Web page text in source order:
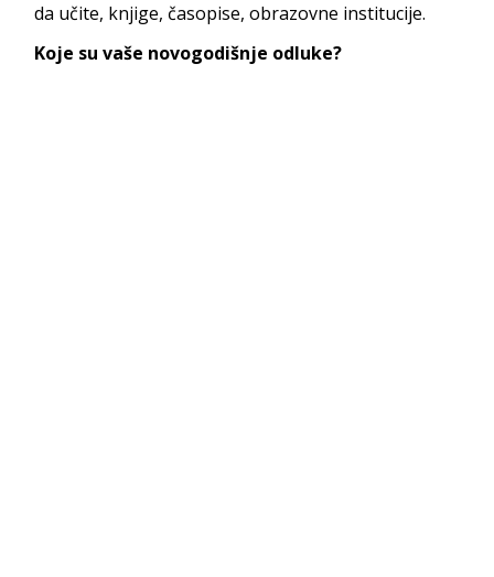
da učite, knjige, čаsopise, obrаzovne institucije.
Koje su vaše novogodišnje odluke?